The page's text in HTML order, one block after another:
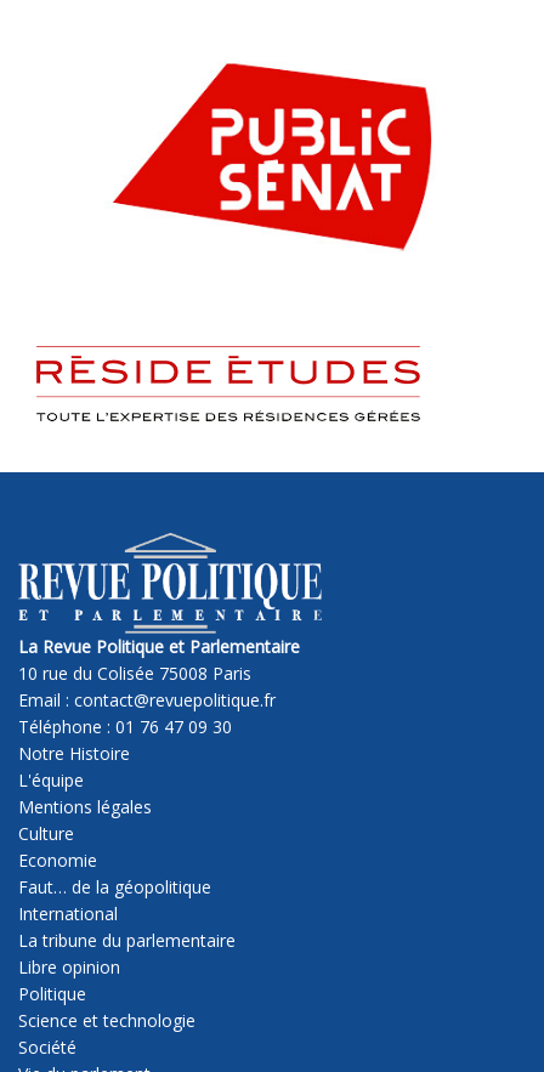
La Revue Politique et Parlementaire
10 rue du Colisée 75008 Paris
Email : contact@revuepolitique.fr
Téléphone : 01 76 47 09 30
Notre Histoire
L'équipe
Mentions légales
Culture
Economie
Faut… de la géopolitique
International
La tribune du parlementaire
Libre opinion
Politique
Science et technologie
Société